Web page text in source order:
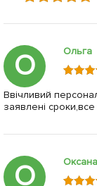
О Ольга
Ввічливий
заявлені
О